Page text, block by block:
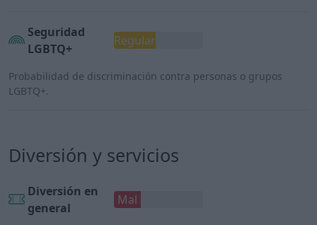
Seguridad
LGBTQ+
Regular
Probabilidad de discriminación contra personas o grupos
LGBTQ+.
Diversión y servicios
Diversión en
general
Mal